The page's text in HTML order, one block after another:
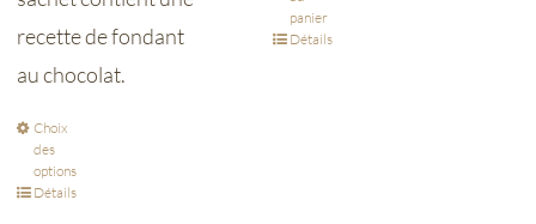
recette de fondant
au chocolat.
Choix
des
options
Détails
panier
Détails